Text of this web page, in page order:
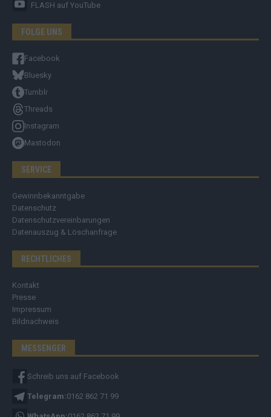
FLASH auf YouTube
FOLGE UNS
Facebook
Bluesky
Tumblr
Threads
Instagram
Mastodon
SERVICE
Gewinnbekanntgabe
Datenschutz
Datenschutzvereinbarungen
Datenauszug & Löschanfrage
RECHTLICHES
Kontakt
Presse
Impressum
Bildnachweis
MESSENGER
Schreib uns auf Facebook
Telegram:0162 862 71 99